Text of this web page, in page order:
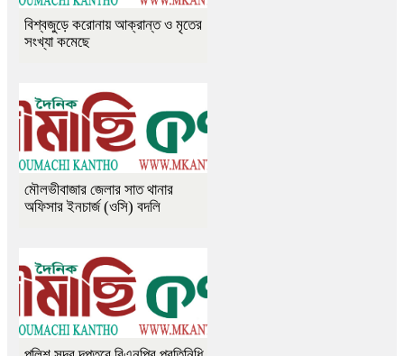
বিশ্বজুড়ে করোনায় আক্রান্ত ও মৃতের
সংখ্যা কমেছে
মৌলভীবাজার জেলার সাত থানার
অফিসার ইনচার্জ (ওসি) বদলি